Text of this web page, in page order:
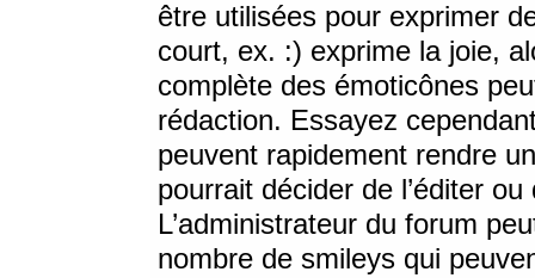
être utilisées pour exprimer
court, ex. :) exprime la joie,
complète des émoticônes
rédaction. Essayez
peuvent rapidement rendre
pourrait décider de l’éditer
L’administrateur du forum
nombre de smileys qui